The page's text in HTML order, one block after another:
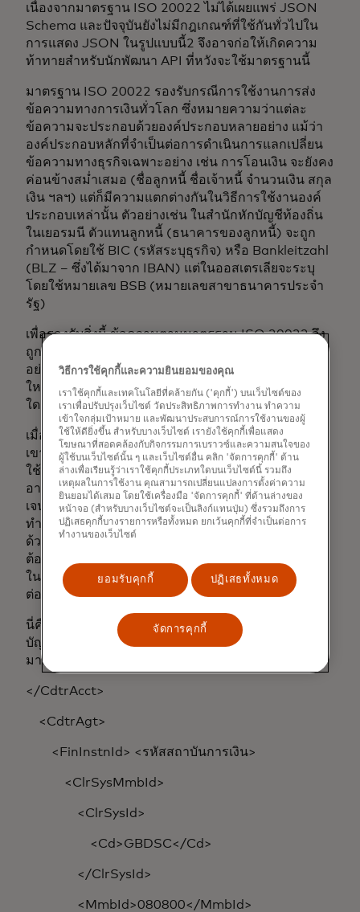
เนื่องจากมาตรฐาน ISO 20022 ไม่ได้เผยแพร่ JSON
Schema และปัจจุบันยังไม่มีกฎเกณฑ์ที่ใช้กันทั่วไปใน
การแสดง JSON ในรูปแบบนี้2 จึงอาจก่อให้เกิดความ
ท้าทายสำหรับนักพัฒนา API ที่หวังจะใช้มาตรฐานนี้
มาตรฐาน ISO 20022 รองรับกรณีการใช้งานการส่ง
ข้อความทางการเงินทั่วโลก ซึ่งหมายความว่าแต่ละ
ข้อความจะประกอบด้วยองค์ประกอบหลายอย่าง แม้ว่า
องค์ประกอบหลักที่จำเป็นต่อการดำเนินการแลกเปลี่ยน
ข้อความทางธุรกิจเฉพาะอย่าง เช่น การโอนเงิน จะยังคง
ค่อนข้างสม่ำเสมอ (ชื่อลูกหนี้ ชื่อเจ้าหนี้ จำนวนเงิน สกุล
เงิน ฯลฯ) แต่ก็มีความแตกต่างกันในวิธีการใช้งานองค์
ประกอบเหล่านั้น ตัวอย่างเช่น ในสำนักหักบัญชีท้องถิ่น
ในเยอรมนี ตัวแทนลูกหนี้ (ธนาคารของลูกหนี้) จะถูก
กำหนดโดยใช้ BIC (รหัสระบุธุรกิจ) หรือ Bankleitzahl
(BLZ – ซึ่งได้มาจาก IBAN) แต่ในออสเตรเลียจะระบุ
โดยใช้หมายเลข BSB (หมายเลขสาขาธนาคารประจำ
รัฐ)
เพื่อรองรับสิ่งนี้ ข้อความตามมาตรฐาน ISO 20022 จึง
ถูกจัดโครงสร้างในลักษณะที่อนุญาตให้คุณระบุอย่างใด
อย่างหนึ่งได้ แต่ความยืดหยุ่นนี้ทำให้ข้อความมีขนาด
ใหญ่กว่าที่จำเป็นอย่างเคร่งครัดสำหรับกรณีการใช้งาน
ใดๆ ก็ตาม
เมื่อนักพัฒนาออกแบบ API โดยเน้นความเรียบง่าย พวก
เขามักจะใส่เฉพาะองค์ประกอบที่เกี่ยวข้องกับกรณีการ
ใช้งานของตนเท่านั้น ตัวอย่างเช่น หากอยู่ในสหราช
อาณาจักร ก็ไม่จำเป็นต้องใส่หมายเลข BSB เนื่องจากเอ
เจนต์ทั้งหมดจะถูกระบุด้วยรหัส Sort Code อยู่แล้ว ใน
ทำนองเดียวกัน หากตัวแทน (Agent) สามารถระบุได้
ด้วยรหัสเรียงลำดับ (Sort Code) เท่านั้น แล้วทำไมจึง
ต้องรวมโครงสร้างบางส่วนของข้อความ ISO 20022
ในเมื่อสามารถเปลี่ยนแปลงชื่อองค์ประกอบได้ ตัวอย่าง
ต่อไปนี้แสดงให้เห็นถึงประเด็นนี้:
นี่คือตัวอย่างวิธีแสดงรหัส Sort Code และหมายเลข
บัญชีของสหราชอาณาจักรในรูปแบบ XML ตาม
มาตรฐาน ISO 20022:
</CdtrAcct>
<CdtrAgt>
<FinInstnId> <รหัสสถาบันการเงิน>
<ClrSysMmbId>
<ClrSysId>
<Cd>GBDSC</Cd>
</ClrSysId>
<MmbId>080800</MmbId>
วิธีการใช้คุกกี้และความยินยอมของคุณ
เราใช้คุกกี้และเทคโนโลยีที่คล้ายกัน ('คุกกี้') บนเว็บไซต์ของ
เราเพื่อปรับปรุงเว็บไซต์ วัดประสิทธิภาพการทำงาน ทำความ
เข้าใจกลุ่มเป้าหมาย และพัฒนาประสบการณ์การใช้งานของผู้
ใช้ให้ดียิ่งขึ้น สำหรับบางเว็บไซต์ เรายังใช้คุกกี้เพื่อแสดง
โฆษณาที่สอดคล้องกับกิจกรรมการเบราวซ์และความสนใจของ
ผู้ใช้บนเว็บไซต์นั้น ๆ และเว็บไซต์อื่น คลิก 'จัดการคุกกี้' ด้าน
ล่างเพื่อเรียนรู้ว่าเราใช้คุกกี้ประเภทใดบนเว็บไซต์นี้ รวมถึง
เหตุผลในการใช้งาน คุณสามารถเปลี่ยนแปลงการตั้งค่าความ
ยินยอมได้เสมอ โดยใช้เครื่องมือ 'จัดการคุกกี้' ที่ด้านล่างของ
หน้าจอ (สำหรับบางเว็บไซต์จะเป็นลิงก์แทนปุ่ม) ซึ่งรวมถึงการ
ปฏิเสธคุกกี้บางรายการหรือทั้งหมด ยกเว้นคุกกี้ที่จำเป็นต่อการ
ทำงานของเว็บไซต์
ยอมรับคุกกี้ ปฏิเสธทั้งหมด
จัดการคุกกี้